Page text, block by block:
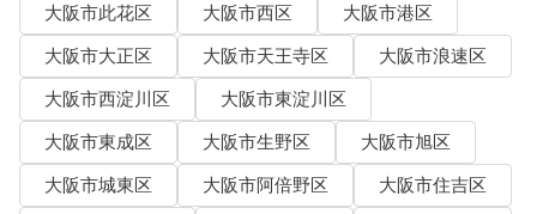
大阪市此花区
大阪市西区
大阪市港区
大阪市大正区
大阪市天王寺区
大阪市浪速区
大阪市西淀川区
大阪市東淀川区
大阪市東成区
大阪市生野区
大阪市旭区
大阪市城東区
大阪市阿倍野区
大阪市住吉区